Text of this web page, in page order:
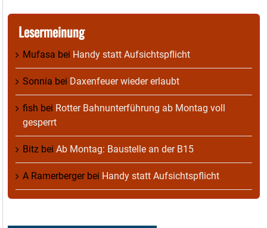
Lesermeinung
Mufasa bei Handy statt Aufsichtspflicht
Sonnia bei Daxenfeuer wieder erlaubt
fish bei Rotter Bahnunterführung ab Montag voll
gesperrt
Bitz bei Ab Montag: Baustelle an der B15
A Ramerbergerbei Handy statt Aufsichtspflicht